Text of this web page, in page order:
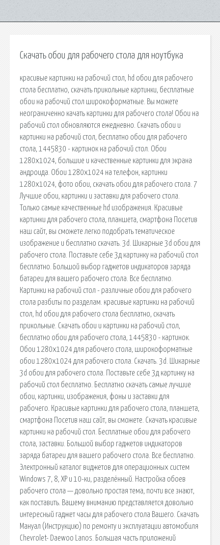
Скачать обои для рабочего стола для ноутбука
красивые картинки на рабочий стол, hd обои для рабочего
стола бесплатно, скачать прикольные картинки, бесплатные
обои на рабочий стол широкоформатные. Вы можете
неограниченно качать картинки для рабочего стола! Обои на
рабочий стол обновляются ежедневно. Скачать обои и
картинки на рабочий стол, бесплатно обои для рабочего
стола, 1445830 - картинок на рабочий стол. Обои
1280x1024, большие и качественные картинки для экрана
андроида. Обои 1280x1024 на телефон, картинки
1280x1024, фото обои, скачать обои для рабочего стола. 7
Лучшие обои, картинки и заставки для рабочего стола.
Только самые качественные hd изображения. Красивые
картинки для рабочего стола, планшета, смартфона Посетив
наш сайт, вы сможете легко подобрать тематическое
изображение и бесплатно скачать. 3d. Шикарные 3d обои для
рабочего стола. Поставьте себе 3д картинку на рабочий стол
бесплатно. Большой выбор гаджетов индикаторов заряда
батареи для вашего рабочего стола. Все бесплатно.
Картинки на рабочий стол - различные обои для рабочего
стола разбиты по разделам. красивые картинки на рабочий
стол, hd обои для рабочего стола бесплатно, скачать
прикольные. Скачать обои и картинки на рабочий стол,
бесплатно обои для рабочего стола, 1445830 - картинок.
Обои 1280x1024 для рабочего стола, широкоформатные
обои 1280x1024 для рабочего стола. Скачать. 3d. Шикарные
3d обои для рабочего стола. Поставьте себе 3д картинку на
рабочий стол бесплатно. Бесплатно скачать самые лучшие
обои, картинки, изображения, фоны и заставки для
рабочего. Красивые картинки для рабочего стола, планшета,
смартфона Посетив наш сайт, вы сможете. Скачать красивые
картинки на рабочий стол. Бесплатные обои для рабочего
стола, заставки. Большой выбор гаджетов индикаторов
заряда батареи для вашего рабочего стола. Все бесплатно.
Электронный каталог виджетов для операционных систем
Windows 7, 8, XP и 10-ки, разделённый. Настройка обоев
рабочего стола — довольно простая тема, почти все знают,
как поставить. Вашему вниманию представляется довольно
интересный гаджет часы для рабочего стола Вашего. Скачать
Мануал (Инструкцию) по ремонту и эксплуатации автомобиля
Chevrolet- Daewoo Lanos. Большая часть приложений